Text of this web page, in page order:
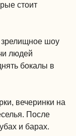
стоит
зрелищное шоу
людей
бокалы в
вечеринки на
После
и барах.